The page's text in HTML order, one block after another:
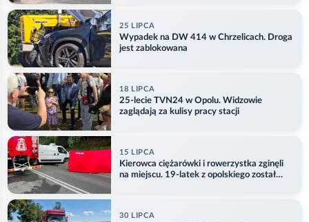
25 LIPCA
Wypadek na DW 414 w Chrzelicach. Droga
jest zablokowana
18 LIPCA
25-lecie TVN24 w Opolu. Widzowie
zaglądają za kulisy pracy stacji
15 LIPCA
Kierowca ciężarówki i rowerzystka zginęli
na miejscu. 19-latek z opolskiego został
30 LIPCA